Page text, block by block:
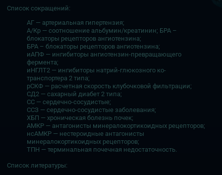
Список сокращений:
АГ — артериальная гипертензия;
А/Кр — соотношение альбумин/креатинин; БРА –
блокаторы рецепторов ангиотензина;
БРА – блокаторы рецепторов ангиотензина;
иАПФ — ингибиторы ангиотензин-превращающего
фермента;
иНГЛТ2 — ингибиторы натрий-глюкозного ко-
транспортера 2 типа;
рСКФ — расчетная скорость клубочковой фильтрации;
СД2 — сахарный диабет 2 типа;
СС — сердечно-сосудистые;
ССЗ — сердечно-сосудистые заболевания;
ХБП — хроническая болезнь почек;
АМКР — антагонисты минералокортикоидных рецепторов;
нсАМКР — нестероидные антагонисты
минералокортикоидных рецепторов;
ТПН — терминальная почечная недостаточность.
Список литературы: